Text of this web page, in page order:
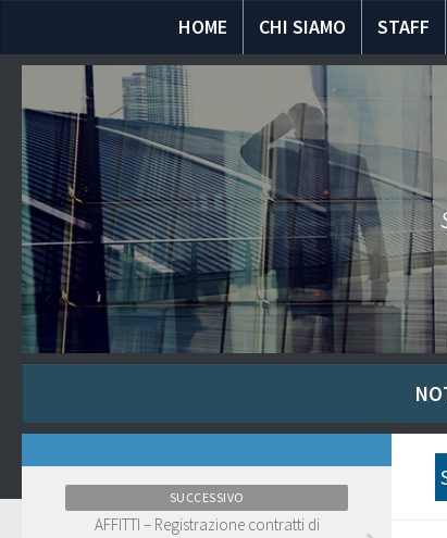
HOME CHI SIAMO STAFF
SUCCESSIVO
AFFITTI – Registrazione contratti di